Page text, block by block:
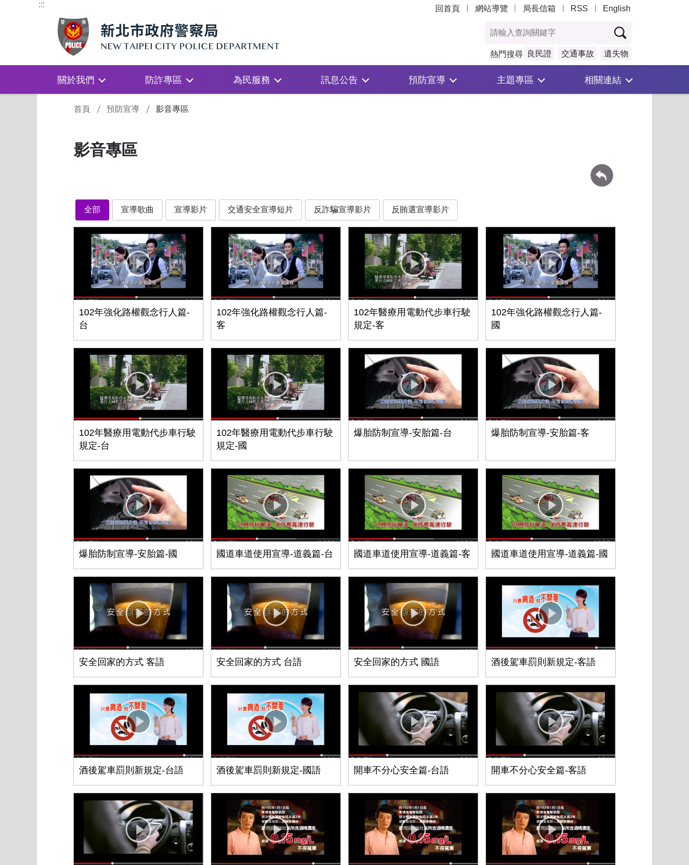
::: 回首頁 網站導覽 局長信箱 RSS English
熱門搜尋 良民證 交通事故 遺失物
關於我們 防詐專區 為民服務 訊息公告 預防宣導 主題專區 相關連結
首頁
預防宣導 影音專區
影音專區
回上一頁
全部 宣導歌曲 宣導影片 交通安全宣導短片 反詐騙宣導影片 反賄選宣導影片
102年強化路權觀念行人篇-
台
102年強化路權觀念行人篇-
客
102年醫療用電動代步車行駛
規定-客
102年強化路權觀念行人篇-
國
102年醫療用電動代步車行駛
規定-台
102年醫療用電動代步車行駛
規定-國
爆胎防制宣導-安胎篇-台 爆胎防制宣導-安胎篇-客
爆胎防制宣導-安胎篇-國 國道車道使用宣導-道義篇-台 國道車道使用宣導-道義篇-客 國道車道使用宣導-道義篇-國
安全回家的方式 客語 安全回家的方式 台語 安全回家的方式 國語 酒後駕車罰則新規定-客語
酒後駕車罰則新規定-台語 酒後駕車罰則新規定-國語 開車不分心安全篇-台語 開車不分心安全篇-客語